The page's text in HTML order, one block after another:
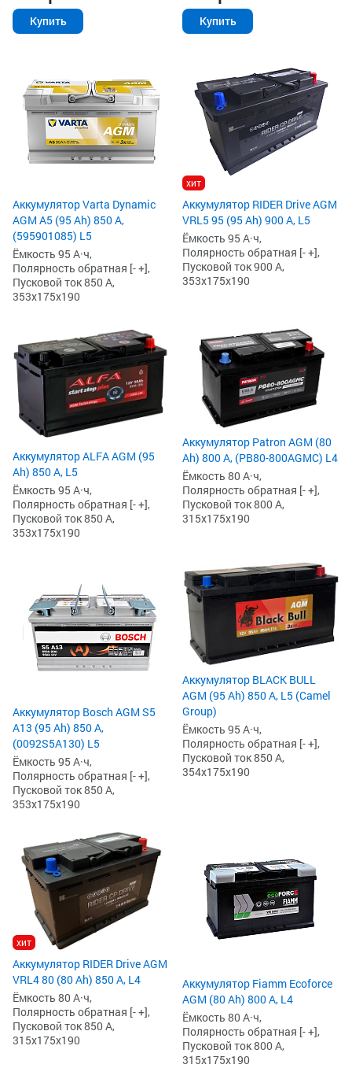
Купить Купить
Аккумулятор Varta Dynamic
AGM A5 (95 Ah) 850 А,
(595901085) L5
Ёмкость 95 А·ч,
Полярность обратная [- +],
Пусковой ток 850 А,
353x175x190
хит
Аккумулятор RIDER Drive AGM
VRL5 95 (95 Ah) 900 А, L5
Ёмкость 95 А·ч,
Полярность обратная [- +],
Пусковой ток 900 А,
353x175x190
Аккумулятор ALFA AGM (95
Ah) 850 А, L5
Ёмкость 95 А·ч,
Полярность обратная [- +],
Пусковой ток 850 А,
353x175x190
Аккумулятор Patron AGM (80
Ah) 800 А, (PB80-800AGMC) L4
Ёмкость 80 А·ч,
Полярность обратная [- +],
Пусковой ток 800 А,
315x175x190
Аккумулятор Bosch AGM S5
А13 (95 Ah) 850 А,
(0092S5A130) L5
Ёмкость 95 А·ч,
Полярность обратная [- +],
Пусковой ток 850 А,
353x175x190
Аккумулятор BLACK BULL
AGM (95 Ah) 850 А, L5 (Camel
Group)
Ёмкость 95 А·ч,
Полярность обратная [- +],
Пусковой ток 850 А,
354x175x190
хит
Аккумулятор RIDER Drive AGM
VRL4 80 (80 Ah) 850 А, L4
Ёмкость 80 А·ч,
Полярность обратная [- +],
Пусковой ток 850 А,
315x175x190
Аккумулятор Fiamm Ecoforce
AGM (80 Ah) 800 А, L4
Ёмкость 80 А·ч,
Полярность обратная [- +],
Пусковой ток 800 А,
315x175x190